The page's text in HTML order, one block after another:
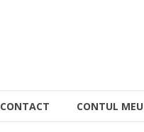
CONTACT CONTUL MEU